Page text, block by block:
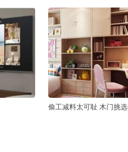
偷工减料太可耻 木门挑